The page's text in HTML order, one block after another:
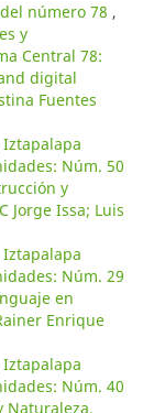
número 78 ,
y
Central 78:
digital
Fuentes
Iztapalapa
Núm. 50
y
Jorge Issa; Luis
Iztapalapa
Núm. 29
en
Enrique
Iztapalapa
Núm. 40
Naturaleza.